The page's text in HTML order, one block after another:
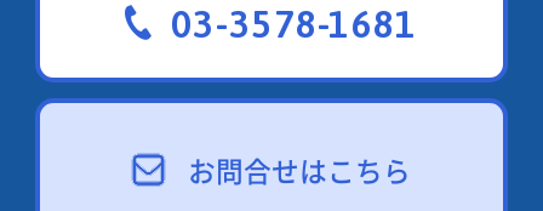
03-3578-1681
お問合せはこちら